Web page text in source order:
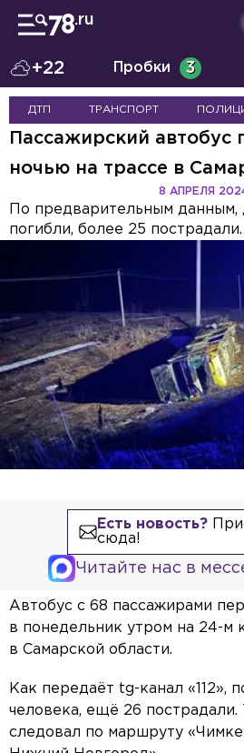
+22 Пробки 3
ДТП ТРАНСПОРТ
Пассажирский автобус
ночью на трассе в
8 АПРЕЛЯ
По предварительным данным,
погибли, более 25 пострадали.
Есть новость?
сюда!
Читайте нас в
Автобус с 68 пассажирами
в понедельник утром на 24-м
в Самарской области.
Как передаёт tg-канал «112»,
человека, ещё 26 пострадали.
следовал по маршруту